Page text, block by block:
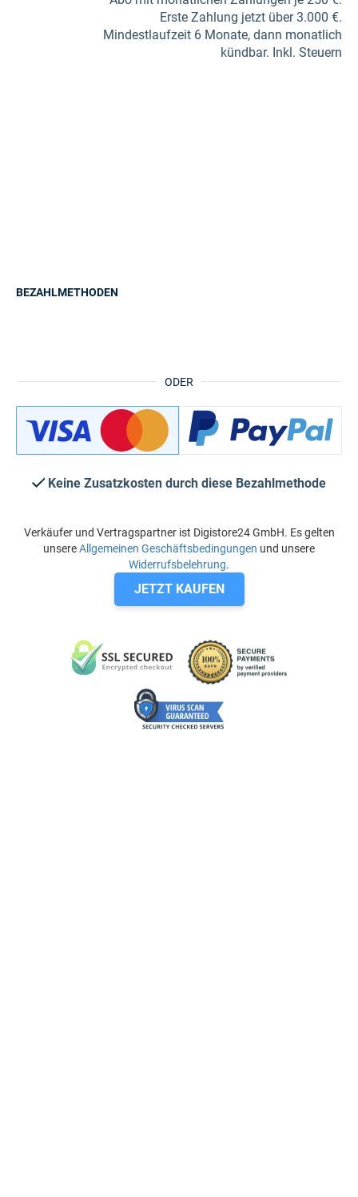
Erste Zahlung jetzt über 3.000 €.
Mindestlaufzeit 6 Monate, dann monatlich
kündbar. Inkl. Steuern
ODER
BEZAHLMETHODEN
Keine Zusatzkosten durch diese Bezahlmethode
Verkäufer und Vertragspartner ist Digistore24 GmbH. Es gelten
unsereAllgemeinen Geschäftsbedingungen und unsere
Widerrufsbelehrung.
JETZT KAUFEN